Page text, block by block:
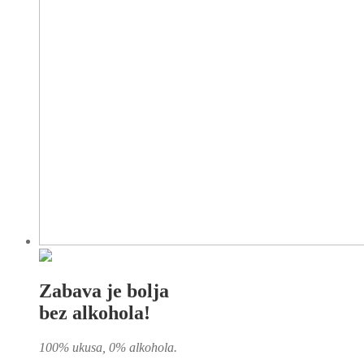
Zabava je bolja
bez alkohola!
100% ukusa, 0% alkohola.